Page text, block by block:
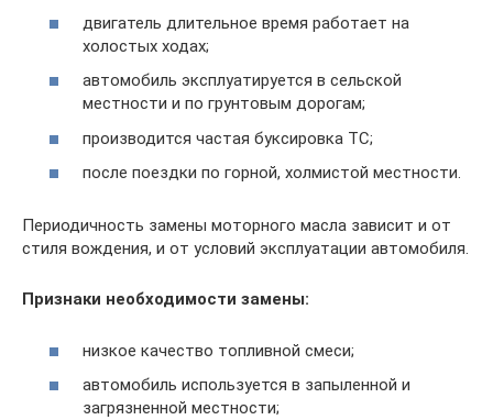
двигатель длительное время работает на
холостых ходах;
автомобиль эксплуатируется в сельской
местности и по грунтовым дорогам;
производится частая буксировка ТС;
после поездки по горной, холмистой местности.
Периодичность замены моторного масла зависит и от
стиля вождения, и от условий эксплуатации автомобиля.
Признаки необходимости замены:
низкое качество топливной смеси;
автомобиль используется в запыленной и
загрязненной местности;